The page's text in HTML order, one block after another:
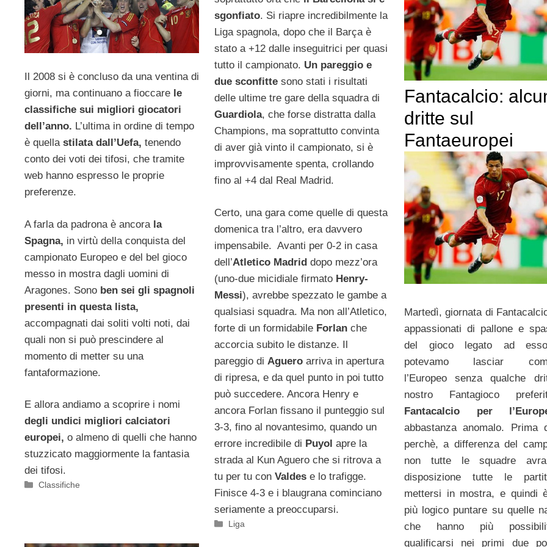
sgonfiato. Si riapre incredibilmente la
Liga spagnola, dopo che il Barça è
stato a +12 dalle inseguitrici per quasi
tutto il campionato. Un pareggio e
due sconfitte sono stati i risultati
delle ultime tre gare della squadra di
Guardiola, che forse distratta dalla
Champions, ma soprattutto convinta
di aver già vinto il campionato, si è
improvvisamente spenta, crollando
fino al +4 dal Real Madrid.
Certo, una gara come quelle di questa
domenica tra l’altro, era davvero
impensabile. Avanti per 0-2 in casa
dell’Atletico Madriddopo mezz’ora
(uno-due micidiale firmato Henry-
Messi), avrebbe spezzato le gambe a
qualsiasi squadra. Ma non all’Atletico,
forte di un formidabile Forlan che
accorcia subito le distanze. Il
pareggio di Aguero arriva in apertura
di ripresa, e da quel punto in poi tutto
può succedere. Ancora Henry e
ancora Forlan fissano il punteggio sul
3-3, fino al novantesimo, quando un
errore incredibile di Puyol apre la
strada al Kun Aguero che si ritrova a
tu per tu con Valdes e lo trafigge.
Finisce 4-3 e i blaugrana cominciano
seriamente a preoccuparsi.
Categorie
Liga
Il 2008 si è concluso da una ventina di
giorni, ma continuano a fioccare le
classifiche sui migliori giocatori
dell’anno. L’ultima in ordine di tempo
è quellastilata dall’Uefa, tenendo
conto dei voti dei tifosi, che tramite
web hanno espresso le proprie
preferenze.
A farla da padrona è ancora la
Spagna, in virtù della conquista del
campionato Europeo e del bel gioco
messo in mostra dagli uomini di
Aragones. Sono ben sei gli spagnoli
presenti in questa lista,
accompagnati dai soliti volti noti, dai
quali non si può prescindere al
momento di metter su una
fantaformazione.
E allora andiamo a scoprire i nomi
degli undici migliori calciatori
europei, o almeno di quelli che hanno
stuzzicato maggiormente la fantasia
dei tifosi.
Categorie
Classifiche
Fantacalcio:
dritte sul
Fantaeuropei
Martedì, giornata di
appassionati di pallone e
del gioco legato ad
potevamo lasciar
l’Europeo senza qualche
nostro Fantagioco
Fantacalcio per
abbastanza anomalo. Prima
perchè, a differenza del
non tutte le squadre
disposizione tutte le
mettersi in mostra, e quindi
più logico puntare su quelle
che hanno più
qualificarsi nei primi due